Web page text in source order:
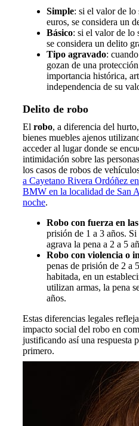
Simple: si el valor de lo
euros, se considera un
Básico: si el valor de lo
se considera un delito
Tipo agravado:
gozan de una
importancia histórica,
independencia de su
Delito de robo
El robo, a diferencia del
bienes muebles ajenos
acceder al lugar donde se
intimidación sobre las
los casos de robos de
a Cayetano Rivera Ordóñez
BMW en la localidad de San
noche.
Robo con fuerza en las
prisión de 1 a 3 años. Si
agrava la pena a 2 a 5
Robo con violencia o
penas de prisión de 2 a
habitada, en un
utilizan armas, la pena
años.
Estas diferencias legales
impacto social del robo en
justificando así una respuesta
primero.